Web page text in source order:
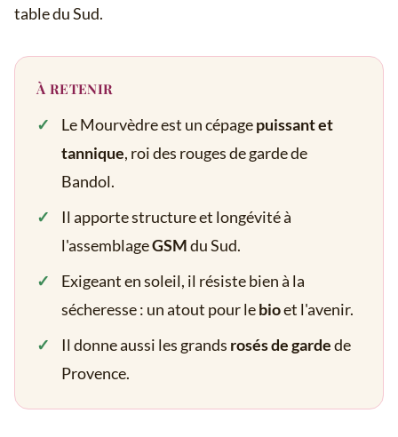
table du Sud.
À RETENIR
Le Mourvèdre est un cépagepuissant et
tannique, roi des rouges de garde de
Bandol.
Il apporte structure et longévité à
l'assemblageGSMdu Sud.
Exigeant en soleil, il résiste bien à la
sécheresse : un atout pour lebioet l'avenir.
Il donne aussi les grands rosés de gardede
Provence.